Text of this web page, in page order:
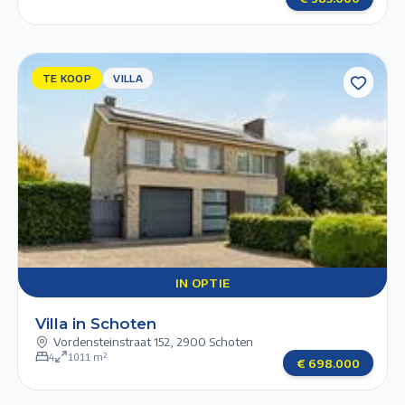
TE KOOP VILLA
IN OPTIE
TE
KOOP
Previous slide
Next slide
IN
Villa in Schoten
Vordensteinstraat 152 2900 Schoten
4 1011 m² € 698.000